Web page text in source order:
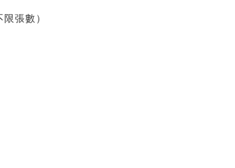
張數）